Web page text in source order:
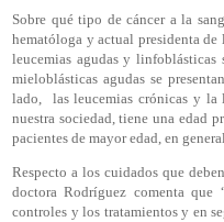
Sobre qué tipo de cáncer a la
hematóloga y actual presidenta
leucemias agudas y
mieloblásticas agudas se
lado,
las leucemias crónicas y
nuestra sociedad, tiene una edad
pacientes de mayor edad, en
Respecto a los cuidados que
doctora Rodríguez comenta que
controles y los tratamientos y en